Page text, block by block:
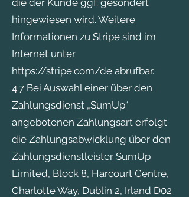
die der Kunde ggf. gesondert
hingewiesen wird. Weitere
Informationen zu Stripe sind im
Internet unter
https://stripe.com/de abrufbar.
4.7 Bei Auswahl einer über den
Zahlungsdienst „SumUp“
angebotenen Zahlungsart erfolgt
die Zahlungsabwicklung über den
Zahlungsdienstleister SumUp
Limited, Block 8, Harcourt Centre,
Charlotte Way, Dublin 2, Irland D02